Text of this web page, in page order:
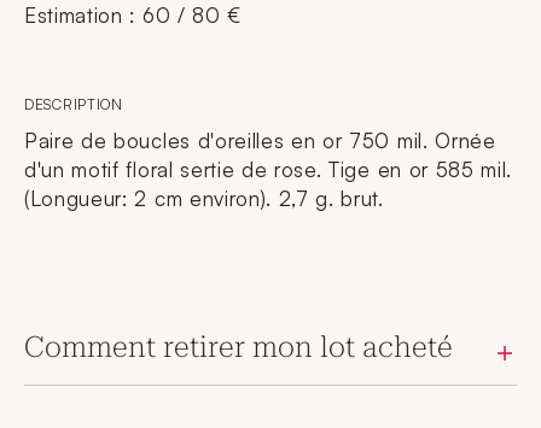
Estimation : 60 / 80 €
DESCRIPTION
Paire de boucles d'oreilles en or 750 mil. Ornée
d'un motif floral sertie de rose. Tige en or 585 mil.
(Longueur: 2 cm environ). 2,7 g. brut.
Comment retirer mon lot acheté